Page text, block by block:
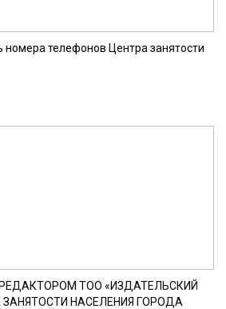
номера телефонов Центра занятости
ТОО «ИЗДАТЕЛЬСКИЙ
НАСЕЛЕНИЯ ГОРОДА